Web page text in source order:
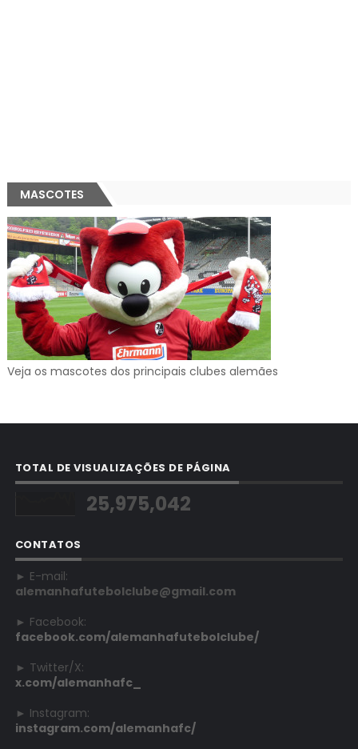
MASCOTES
Veja os mascotes dos principais clubes alemães
TOTAL DE VISUALIZAÇÕES DE PÁGINA
25,975,042
CONTATOS
► E-mail:
alemanhafutebolclube@gmail.com
► Facebook:
facebook.com/alemanhafutebolclube/
► Twitter/X:
x.com/alemanhafc_
► Instagram:
instagram.com/alemanhafc/